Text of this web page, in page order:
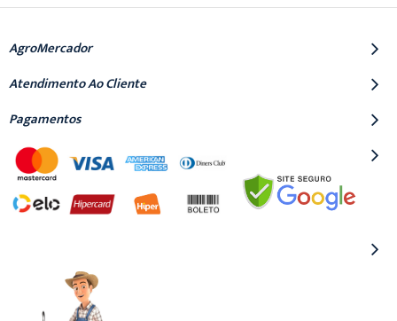
AgroMercador
Atendimento Ao Cliente
Pagamentos